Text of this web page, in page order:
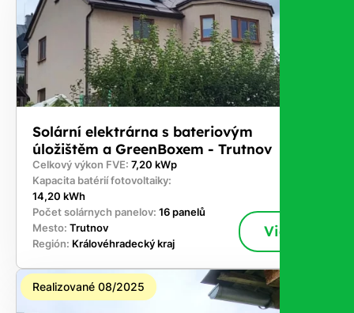
Solární elektrárna s bateriovým
úložištěm a GreenBoxem - Trutnov
Celkový výkon FVE: 7,20 kWp
Kapacita batérií fotovoltaiky:
14,20 kWh
Počet solárnych panelov: 16 panelů
Mesto: Trutnov
Región: Královéhradecký kraj
Viac
Realizované 08/2025